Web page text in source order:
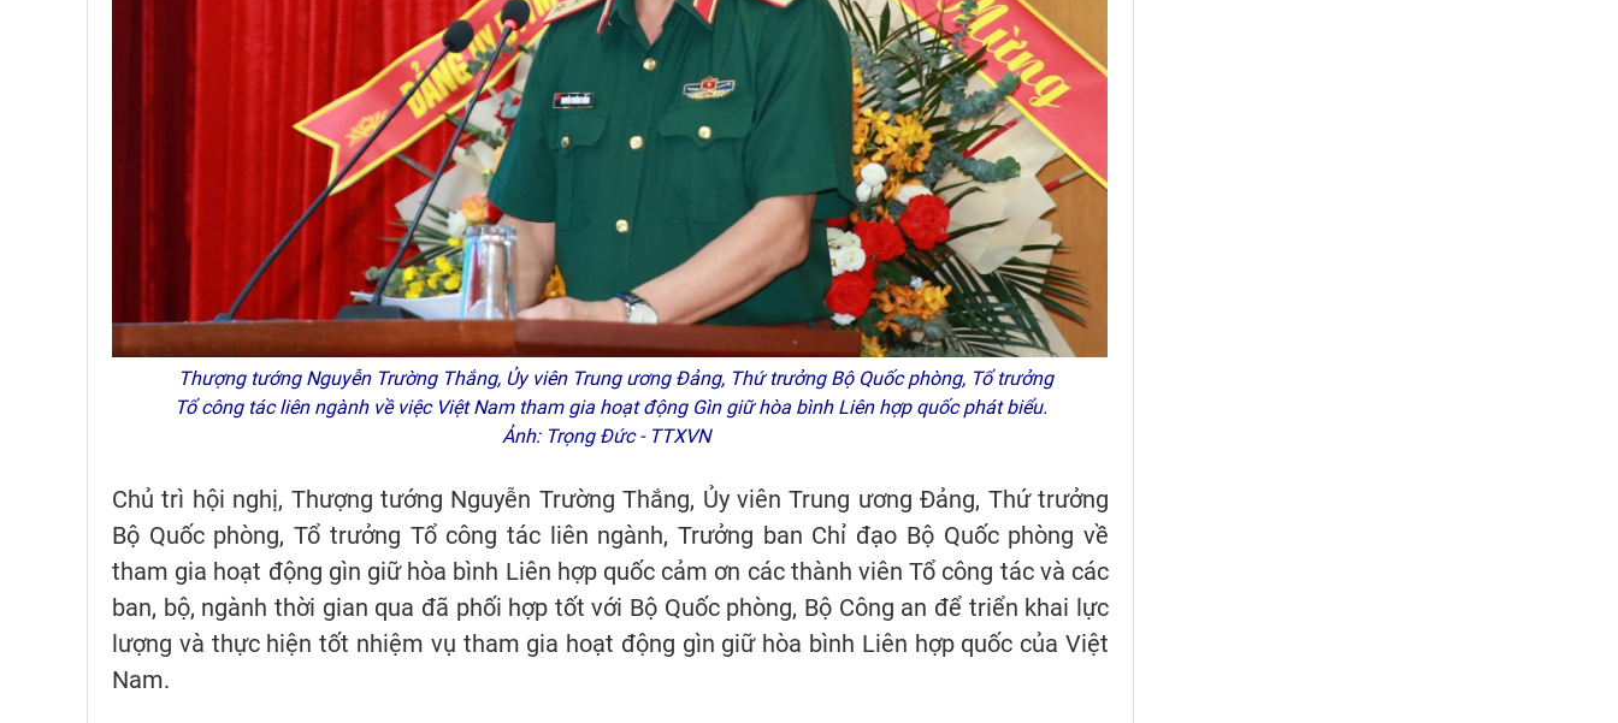
Thượng tướng Nguyễn Trường Thắng, Ủy viên Trung ương Đảng, Thứ trưởng Bộ Quốc phòng, Tổ trưởng
Tổ công tác liên ngành về việc Việt Nam tham gia hoạt động Gìn giữ hòa bình Liên hợp quốc phát biểu.
Ảnh: Trọng Đức - TTXVN
Chủ trì hội nghị, Thượng tướng Nguyễn Trường Thắng, Ủy viên Trung ương Đảng, Thứ trưởng
Bộ Quốc phòng, Tổ trưởng Tổ công tác liên ngành, Trưởng ban Chỉ đạo Bộ Quốc phòng về
tham gia hoạt động gìn giữ hòa bình Liên hợp quốc cảm ơn các thành viên Tổ công tác và các
ban, bộ, ngành thời gian qua đã phối hợp tốt với Bộ Quốc phòng, Bộ Công an để triển khai lực
lượng và thực hiện tốt nhiệm vụ tham gia hoạt động gìn giữ hòa bình Liên hợp quốc của Việt
Nam.